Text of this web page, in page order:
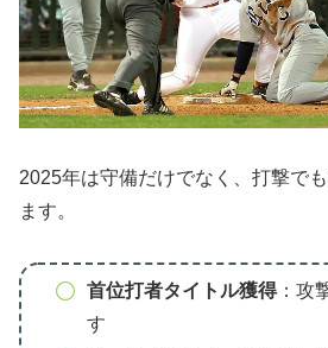
2025年は守備だけでなく、打撃で
ます。
首位打者タイトル獲得：攻
す